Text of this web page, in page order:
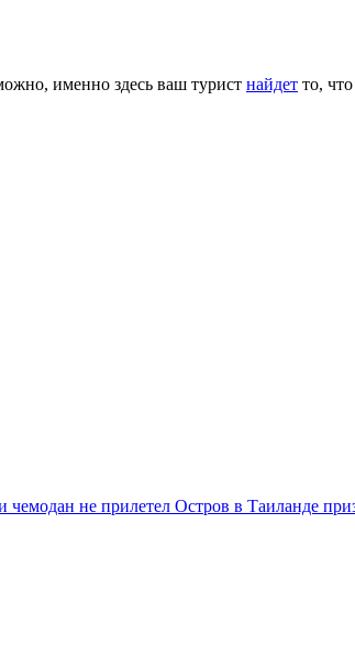
именно здесь ваш турист найдет то,
чемодан не прилетел Остров в Таиланде